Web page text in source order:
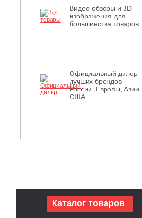
Видео-обзоры и 3D
изображения для
большинства товаров.
Официальный дилер
лучших брендов
России, Европы, Азии
США.
Каталог товаров